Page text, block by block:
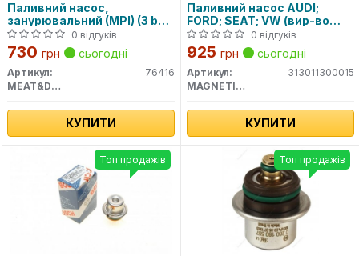
Паливний насос,
занурювальний (MPI) (3 bar
95 l/h)
0 відгуків
730 грн сьогодні
Артикул:
76416
MEAT&DORIA
КУПИТИ
Паливний насос AUDI;
FORD; SEAT; VW (вир-во
Magneti Marelli кор.код.
MAM00015)
0 відгуків
925 грн сьогодні
Артикул:
313011300015
MAGNETI MARELLI
КУПИТИ
Топ продажів Топ продажів